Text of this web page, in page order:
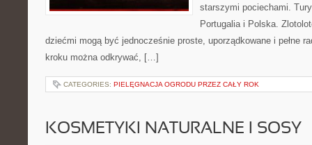
starszymi pociechami.
Portugalia i Polska.
dziećmi mogą być jednocześnie proste, uporządkowane i pełne
kroku można odkrywać, […]
CATEGORIES: PIELĘGNACJA OGRODU PRZEZ CAŁY ROK
KOSMETYKI NATURALNE I SOSY